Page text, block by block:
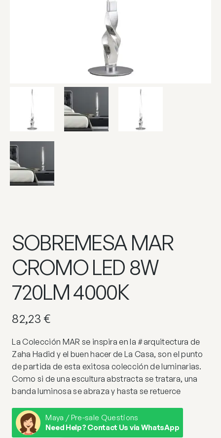
SOBREMESA MAR
CROMO LED 8W
720LM 4000K
82,23 €
La Colección MAR se inspira en la #arquitectura de
Zaha Hadid y el buen hacer de La Casa, son el punto
de partida de esta exitosa colección de luminarias.
Como si de una escultura abstracta se tratara, una
banda luminosa se abraza y hasta se retuerce
Maya / Pre-sale Questions
Need Help? Contact Us via WhatsApp